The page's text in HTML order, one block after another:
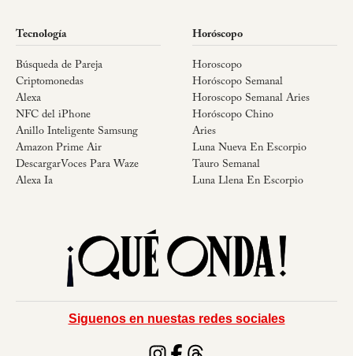
Tecnología
Búsqueda de Pareja
Criptomonedas
Alexa
NFC del iPhone
Anillo Inteligente Samsung
Amazon Prime Air
DescargarVoces Para Waze
Alexa Ia
Horóscopo
Horoscopo
Horóscopo Semanal
Horoscopo Semanal Aries
Horóscopo Chino
Aries
Luna Nueva En Escorpio
Tauro Semanal
Luna Llena En Escorpio
Siguenos en nuestas redes sociales